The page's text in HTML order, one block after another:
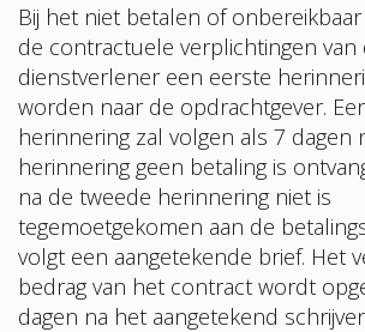
Bij het niet betalen of
de contractuele verplichtingen van
dienstverlener een eerste
worden naar de opdrachtgever.
herinnering zal volgen als 7 dagen
herinnering geen betaling is
na de tweede herinnering niet is
tegemoetgekomen aan de
volgt een aangetekende brief. Het
bedrag van het contract wordt
dagen na het aangetekend